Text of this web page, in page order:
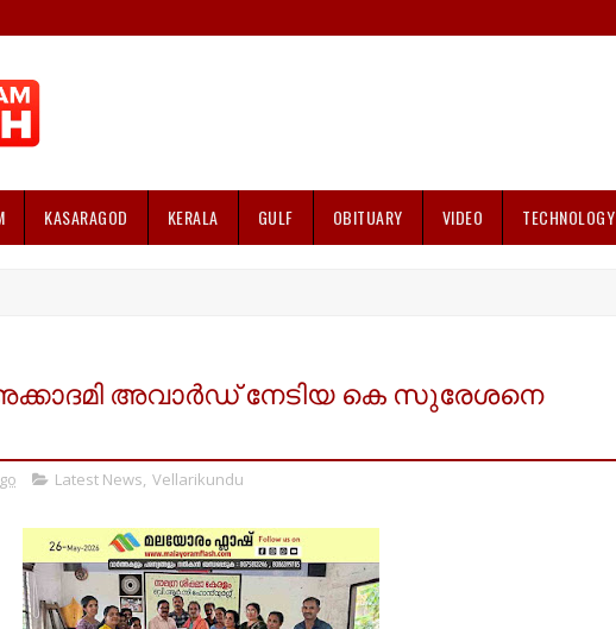
KASARAGOD KERALA GULF OBITUARY VIDEO TECHNOLOGY
അവാർഡ് നേടിയ കെ സുരേശനെ
Latest News, Vellarikundu